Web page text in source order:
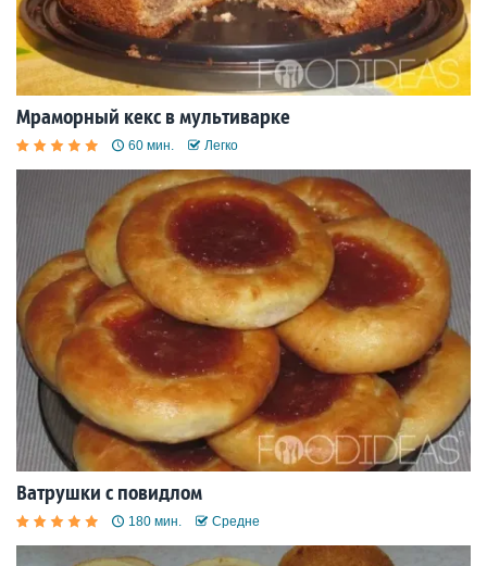
Мраморный кекс в мультиварке
60 мин. Легко
Ватрушки с повидлом
180 мин. Средне